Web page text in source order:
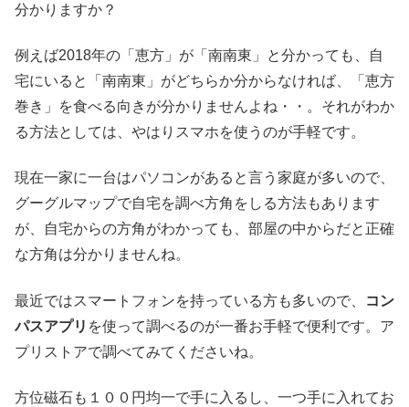
分かりますか？
例えば2018年の「恵方」が「南南東」と分かっても、自
宅にいると「南南東」がどちらか分からなければ、「恵方
巻き」を食べる向きが分かりませんよね・・。それがわか
る方法としては、やはりスマホを使うのが手軽です。
現在一家に一台はパソコンがあると言う家庭が多いので、
グーグルマップで自宅を調べ方角をしる方法もあります
が、自宅からの方角がわかっても、部屋の中からだと正確
な方角は分かりませんね。
最近ではスマートフォンを持っている方も多いので、
コン
パスアプリ を使って調べるのが一番お手軽で便利です。ア
プリストアで調べてみてくださいね。
方位磁石も１００円均一で手に入るし、一つ手に入れてお